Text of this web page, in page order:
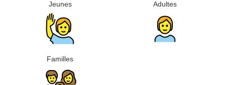
Jeunes Adultes
Familles